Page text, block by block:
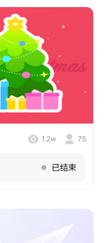
1.2w 75
已结束